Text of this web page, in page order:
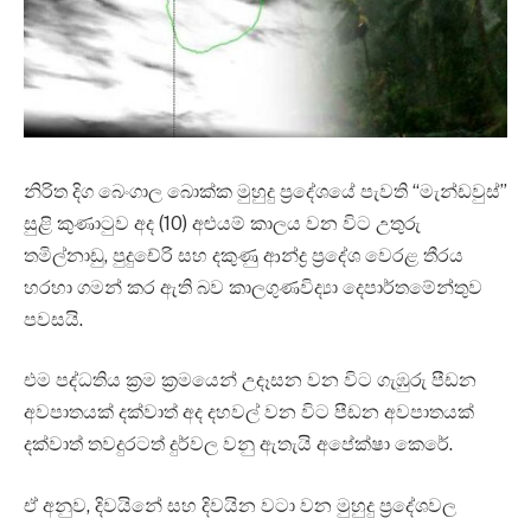
නිරිත දිග බෙංගාල බොක්ක මුහුදු ප්‍රදේශයේ පැවති “මැන්ඩවුස්”
සුළි කුණාටුව අද (10) අළුයම් කාලය වන විට උතුරු
තමිල්නාඩු, පුදුචේරි සහ දකුණු ආන්ද්‍ර ප්‍රදේශ වෙරළ තීරය
හරහා ගමන් කර ඇති බව කාලගුණවිද්‍යා දෙපාර්තමේන්තුව
පවසයි.
එම පද්ධතිය ක්‍රම ක්‍රමයෙන් උදෑසන වන විට ගැඹුරු පීඩන
අවපාතයක් දක්වාත් අද දහවල් වන විට පීඩන අවපාතයක්
දක්වාත් තවදුරටත් දුර්වල වනු ඇතැයි අපේක්ෂා කෙරේ.
ඒ අනුව, දිවයිනේ සහ දිවයින වටා වන මුහුදු ප්‍රදේශවල